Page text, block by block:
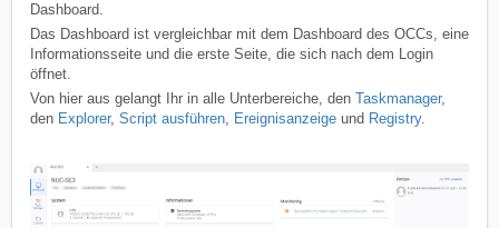
Dashboard.
Das Dashboard ist vergleichbar mit dem Dashboard des OCCs, eine
Informationsseite und die erste Seite, die sich nach dem Login
öffnet.
Von hier aus gelangt Ihr in alle Unterbereiche, den Taskmanager,
den Explorer, Script ausführen, Ereignisanzeige und Registry.